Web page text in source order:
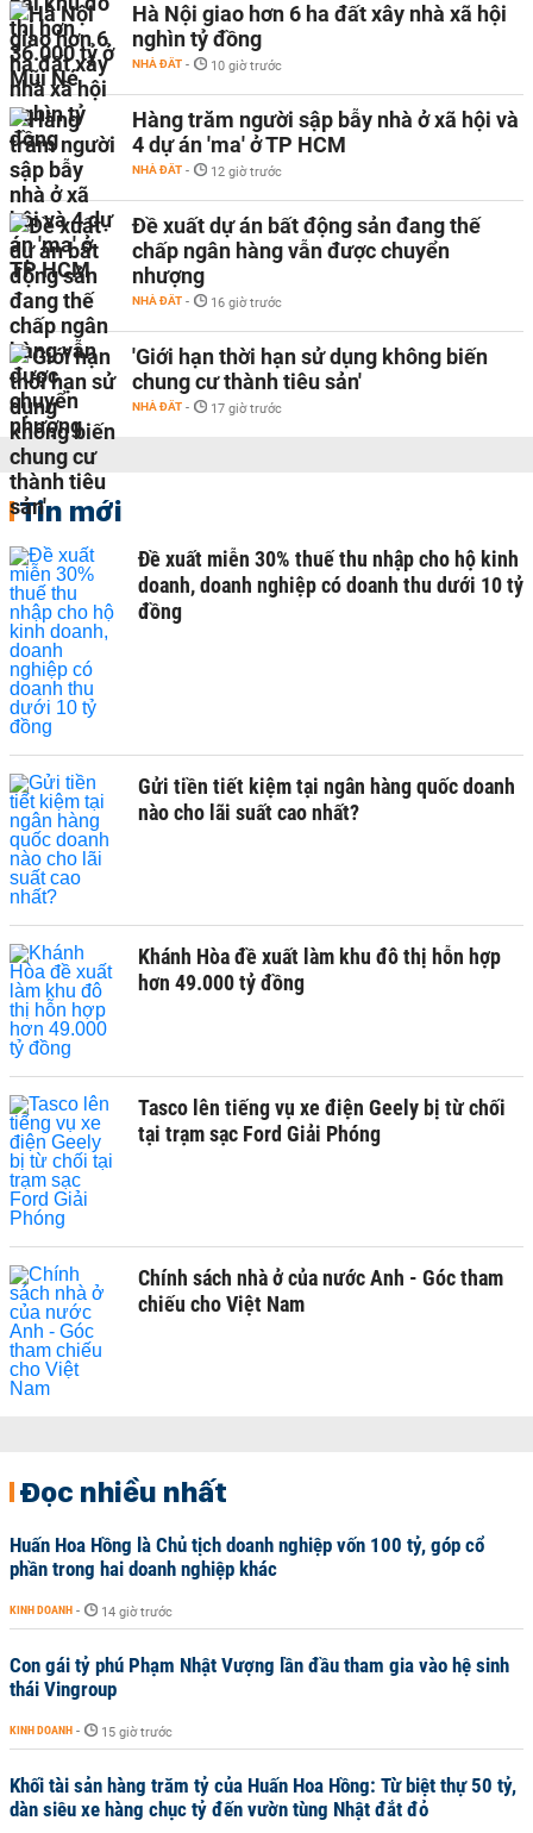
Hà Nội giao hơn 6 ha đất xây nhà xã hội
nghìn tỷ đồng
NHÀ ĐẤT - 10 giờ trước
Hàng trăm người sập bẫy nhà ở xã hội và
4 dự án 'ma' ở TP HCM
NHÀ ĐẤT - 12 giờ trước
Đề xuất dự án bất động sản đang thế
chấp ngân hàng vẫn được chuyển
nhượng
NHÀ ĐẤT - 16 giờ trước
'Giới hạn thời hạn sử dụng không biến
chung cư thành tiêu sản'
NHÀ ĐẤT - 17 giờ trước
Tin mới
Đề xuất miễn 30% thuế thu nhập cho hộ kinh
doanh, doanh nghiệp có doanh thu dưới 10 tỷ
đồng
Gửi tiền tiết kiệm tại ngân hàng quốc doanh
nào cho lãi suất cao nhất?
Khánh Hòa đề xuất làm khu đô thị hỗn hợp
hơn 49.000 tỷ đồng
Tasco lên tiếng vụ xe điện Geely bị từ chối
tại trạm sạc Ford Giải Phóng
Chính sách nhà ở của nước Anh - Góc tham
chiếu cho Việt Nam
Đọc nhiều nhất
Huấn Hoa Hồng là Chủ tịch doanh nghiệp vốn 100 tỷ, góp cổ
phần trong hai doanh nghiệp khác
KINH DOANH - 14 giờ trước
Con gái tỷ phú Phạm Nhật Vượng lần đầu tham gia vào hệ sinh
thái Vingroup
KINH DOANH - 15 giờ trước
Khối tài sản hàng trăm tỷ của Huấn Hoa Hồng: Từ biệt thự 50 tỷ,
dàn siêu xe hàng chục tỷ đến vườn tùng Nhật đắt đỏ